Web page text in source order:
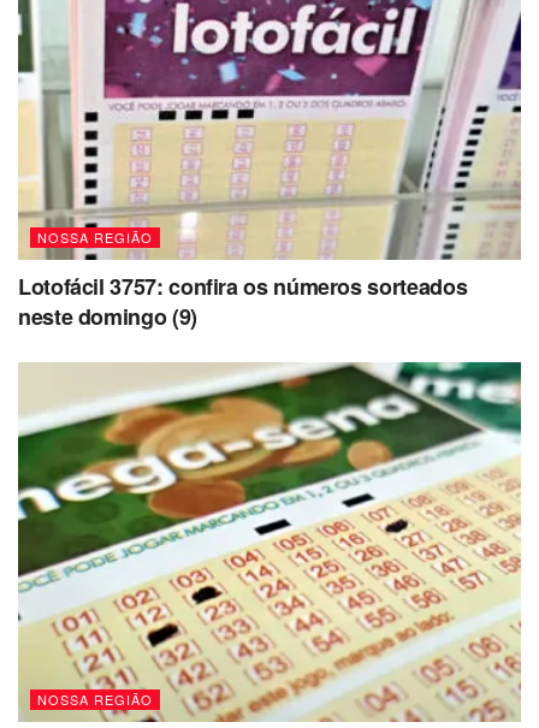
Procon:
Poupatempo fechado,
exceto sábado com
agendamento
Atendimento online
disponível
NOSSA REGIÃO
Lotofácil 3757: confira os números sorteados
neste domingo (9)
NOSSA REGIÃO